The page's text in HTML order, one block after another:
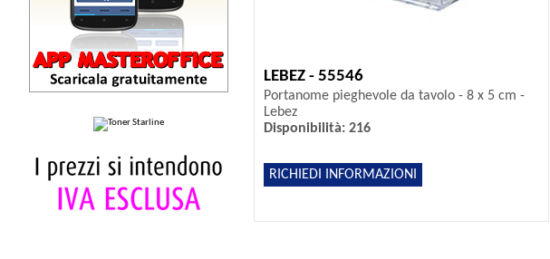
LEBEZ - 55546
Portanome pieghevole da tavolo - 8 x 5 cm -
Lebez
Disponibilità: 216
RICHIEDI INFORMAZIONI